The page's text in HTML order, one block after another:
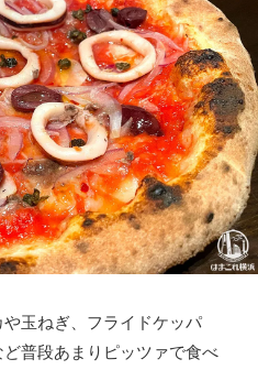
玉ねぎ、フライドケッパ
普段あまりピッツァで食べ